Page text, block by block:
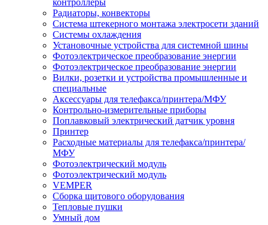
контроллеры
Радиаторы, конвекторы
Система штекерного монтажа электросети зданий
Системы охлаждения
Установочные устройства для системной шины
Фотоэлектрическое преобразование энергии
Фотоэлектрическое преобразование энергии
Вилки, розетки и устройства промышленные и
специальные
Аксессуары для телефакса/принтера/МФУ
Контрольно-измерительные приборы
Поплавковый электрический датчик уровня
Принтер
Расходные материалы для телефакса/принтера/
МФУ
Фотоэлектрический модуль
Фотоэлектрический модуль
VEMPER
Сборка щитового оборудования
Тепловые пушки
Умный дом